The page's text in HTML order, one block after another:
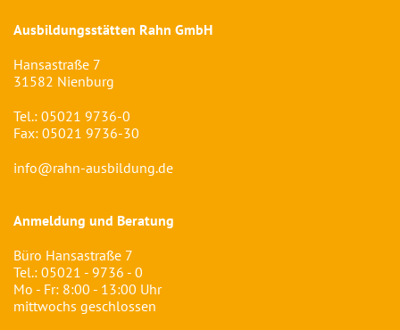
Ausbildungsstätten Rahn GmbH
Hansastraße 7
31582 Nienburg
Tel.: 05021 9736-0
Fax: 05021 9736-30
info@rahn-ausbildung.de
Anmeldung und Beratung
Büro Hansastraße 7
Tel.: 05021 - 9736 - 0
Mo - Fr: 8:00 - 13:00 Uhr
mittwochs geschlossen